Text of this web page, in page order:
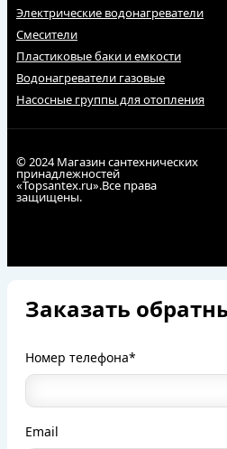
Электрические водонагреватели
Смесители
Пластиковые баки и емкости
Водонагреватели газовые
Насосные группы для отопления
© 2024 Магазин сантехнических
принадлежностей
«Topsantex.ru».Все права
защищены.
Заказать
Номер телефона*
Email